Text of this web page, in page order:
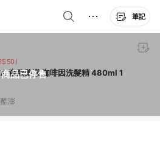
筆記
商品已停售
$50)
歐黎漾 咖啡因洗髮精 480ml 1
澎